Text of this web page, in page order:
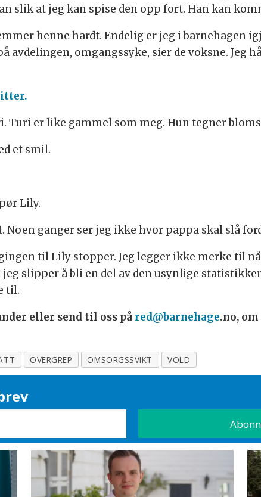
slik at jeg kan spise den opp fort. Han kan
henne hardt. Endelig er jeg i barnehagen
avdelingen, omgangssyke, sier de voksne. Jeg
Turi er like gammel som meg. Hun tegner
et smil.
Lily.
ganger ser jeg ikke hvor pappa skal slå
til Lily stopper. Jeg legger ikke merke til
slipper å bli en del av den usynlige
til.
eller send til oss på red@barnehage.no,
OVERGREP OMSORGSSVIKT VOLD